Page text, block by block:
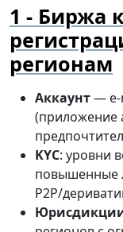
Биржа
регионам
Аккаунт— e-
(приложение
KYC: уровни
повышенные
P2P/